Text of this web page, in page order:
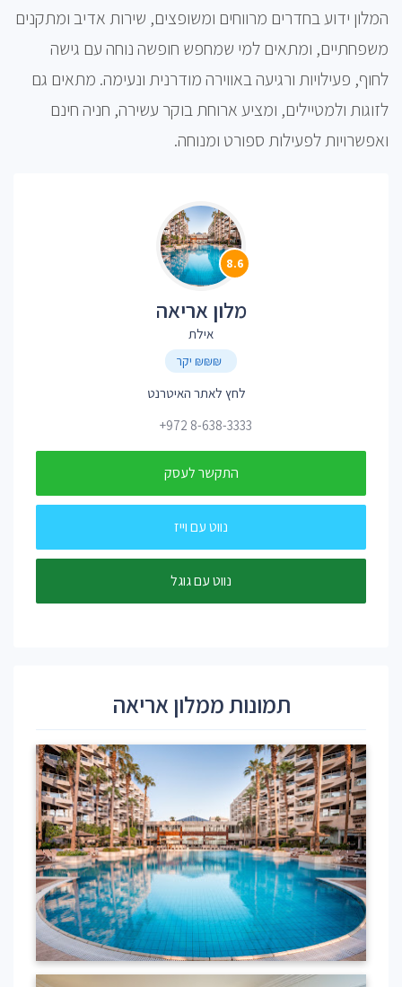
המלון ידוע בחדרים מרווחים ומשופצים, שירות אדיב ומתקנים
משפחתיים, ומתאים למי שמחפש חופשה נוחה עם גישה
לחוף, פעילויות ורגיעה באווירה מודרנית ונעימה. מתאים גם
לזוגות ולמטיילים, ומציע ארוחת בוקר עשירה, חניה חינם
ואפשרויות לפעילות ספורט ומנוחה.
8.6
מלון אריאה
אילת
₪₪₪ יקר
לחץ לאתר האיטרנט
+972 8-638-3333
התקשר לעסק
נווט עם וייז
נווט עם גוגל
תמונות ממלון אריאה